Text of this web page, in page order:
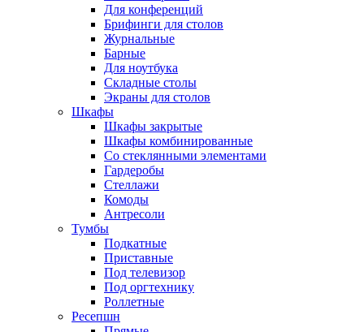
Для конференций
Брифинги для столов
Журнальные
Барные
Для ноутбука
Складные столы
Экраны для столов
Шкафы
Шкафы закрытые
Шкафы комбинированные
Со стеклянными элементами
Гардеробы
Стеллажи
Комоды
Антресоли
Тумбы
Подкатные
Приставные
Под телевизор
Под оргтехнику
Роллетные
Ресепшн